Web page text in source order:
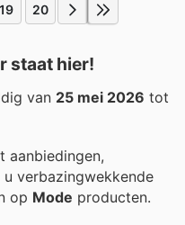
19 20
staat hier!
van 25 mei 2026 tot
aanbiedingen,
verbazingwekkende
op Mode producten.